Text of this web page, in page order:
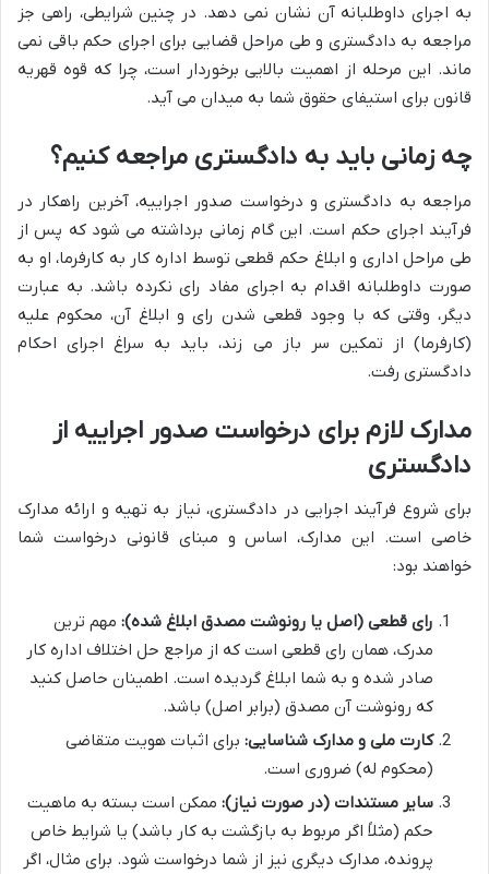
به اجرای داوطلبانه آن نشان نمی دهد. در چنین شرایطی، راهی جز
مراجعه به دادگستری و طی مراحل قضایی برای اجرای حکم باقی نمی
ماند. این مرحله از اهمیت بالایی برخوردار است، چرا که قوه قهریه
قانون برای استیفای حقوق شما به میدان می آید.
چه زمانی باید به دادگستری مراجعه کنیم؟
مراجعه به دادگستری و درخواست صدور اجراییه، آخرین راهکار در
فرآیند اجرای حکم است. این گام زمانی برداشته می شود که پس از
طی مراحل اداری و ابلاغ حکم قطعی توسط اداره کار به کارفرما، او به
صورت داوطلبانه اقدام به اجرای مفاد رای نکرده باشد. به عبارت
دیگر، وقتی که با وجود قطعی شدن رای و ابلاغ آن، محکوم علیه
(کارفرما) از تمکین سر باز می زند، باید به سراغ اجرای احکام
دادگستری رفت.
مدارک لازم برای درخواست صدور اجراییه از
دادگستری
برای شروع فرآیند اجرایی در دادگستری، نیاز به تهیه و ارائه مدارک
خاصی است. این مدارک، اساس و مبنای قانونی درخواست شما
خواهند بود:
رای قطعی (اصل یا رونوشت مصدق ابلاغ شده): مهم ترین
مدرک، همان رای قطعی است که از مراجع حل اختلاف اداره کار
صادر شده و به شما ابلاغ گردیده است. اطمینان حاصل کنید
که رونوشت آن مصدق (برابر اصل) باشد.
کارت ملی و مدارک شناسایی: برای اثبات هویت متقاضی
(محکوم له) ضروری است.
سایر مستندات (در صورت نیاز): ممکن است بسته به ماهیت
حکم (مثلاً اگر مربوط به بازگشت به کار باشد) یا شرایط خاص
پرونده، مدارک دیگری نیز از شما درخواست شود. برای مثال، اگر